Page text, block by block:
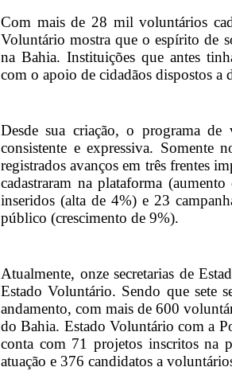
Com mais de 28 mil voluntários
Voluntário mostra que o espírito de
na Bahia. Instituições que antes
com o apoio de cidadãos dispostos a
Desde sua criação, o programa
consistente e expressiva. Somente
registrados avanços em três frentes
cadastraram na plataforma
inseridos (alta de 4%) e 23
público (crescimento de 9%).
Atualmente, onze secretarias de
Estado Voluntário. Sendo que sete
andamento, com mais de 600
do Bahia. Estado Voluntário com a
conta com 71 projetos inscritos na
atuação e 376 candidatos a